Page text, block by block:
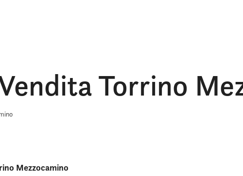
Torrino
Mezzocamino